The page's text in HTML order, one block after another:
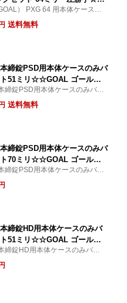
ール☆PXG 錠ケース☆☆ ☆
扉☆修理 補修 交換☆部品
） PXG 64 用本体ケースの
ット 64ミリ 左勝手
円 送料無料
締錠PSD用本体ケースのみバ
ト51ミリ☆☆GOAL ゴール☆P
ゴール☆☆ 玄関 ドア
修 交換 部品 パーツ
締錠PSD用本体ケースのみバッ
ミリ
円 送料無料
締錠PSD用本体ケースのみバ
ト70ミリ☆☆GOAL ゴール☆P
ゴール☆☆ 玄関 ドア
修 交換 部品 パーツ
締錠PSD用本体ケースのみバッ
ミリ
円
締錠HD用本体ケースのみバ
ト51ミリ☆☆GOAL ゴール☆H
ゴール☆☆ 玄関 ドア 扉 修理
部品 パーツ
締錠HD用本体ケースのみバック
リ
円